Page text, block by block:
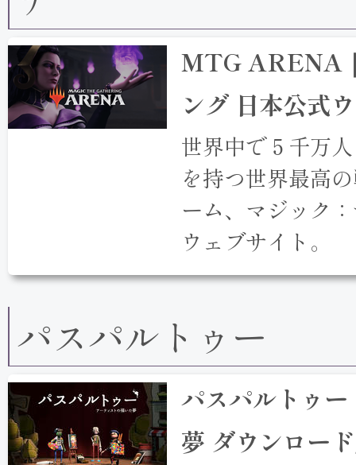
MTG ARENA
ング 日本公式
世界中で５千万
を持つ世界最高
ーム、マジック
ウェブサイト。
パスパルトゥー
パスパルトゥ
夢 ダウンロー